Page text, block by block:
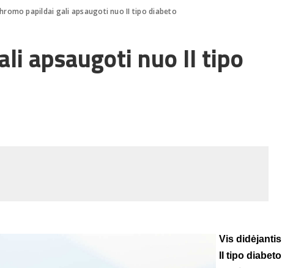
papildai gali apsaugoti nuo II tipo diabeto
apsaugoti nuo II tipo
Vis didėjantis
II tipo diabeto